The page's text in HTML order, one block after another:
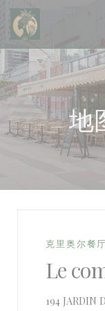
Cookie管理面板
地
克里奥尔餐厅
Le
194 JARDIN